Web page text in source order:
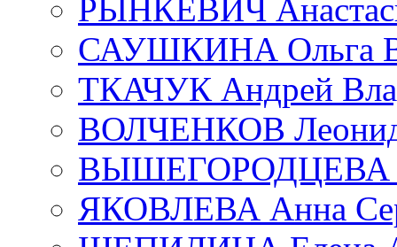
РЫНКЕВИЧ
САУШКИНА Ольга
ТКАЧУК Андрей
ВОЛЧЕНКОВ Леонид
ВЫШЕГОРОДЦЕВА
ЯКОВЛЕВА Анна